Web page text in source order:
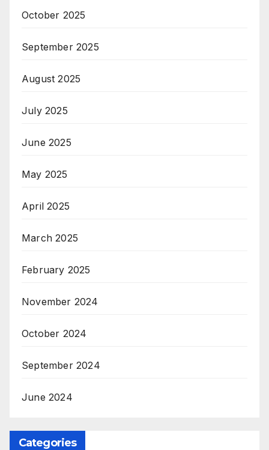
October 2025
September 2025
August 2025
July 2025
June 2025
May 2025
April 2025
March 2025
February 2025
November 2024
October 2024
September 2024
June 2024
Categories